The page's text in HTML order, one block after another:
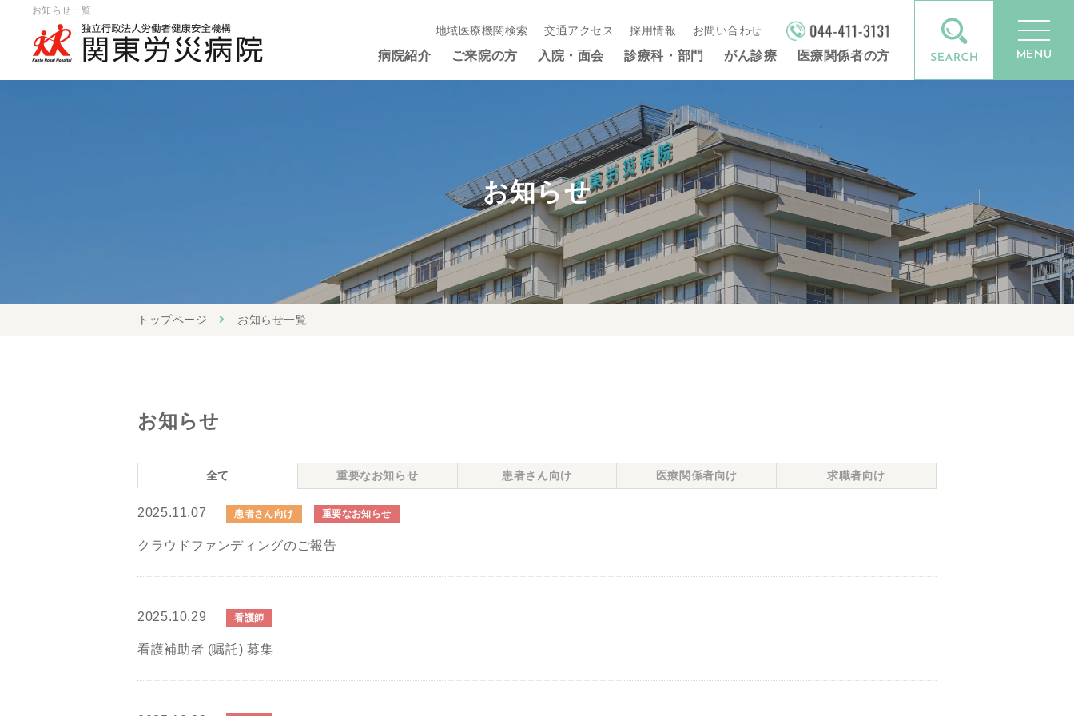
お知らせ一覧
地域医療機関検索 交通アクセス 採用情報 お問い合わせ
病院紹介 ご来院の方 入院・面会 診療科・部門 がん診療 医療関係者の方 MENU
お知らせ
トップページ お知らせ一覧
お知らせ
全て 重要なお知らせ 患者さん向け 医療関係者向け 求職者向け
2025.11.07 患者さん向け 重要なお知らせ
クラウドファンディングのご報告
2025.10.29 看護師
看護補助者 (嘱託) 募集